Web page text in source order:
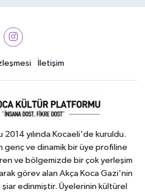
İletişim
2014 yılında Kocaeli'de kuruldu.
genç ve dinamik bir üye profiline
ve bölgemizde bir çok yerleşim
görev alan Akça Koca Gazi'nin
edinmiştir. Üyelerinin kültürel